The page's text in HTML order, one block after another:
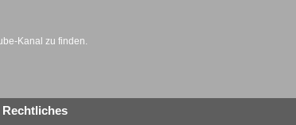
Kanal zu finden.
Rechtliches